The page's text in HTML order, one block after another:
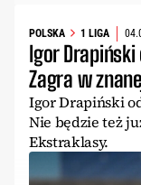
POLSKA 1 LIGA
Igor
Zagra w
Igor Drapiński
Nie będzie też
Ekstraklasy.